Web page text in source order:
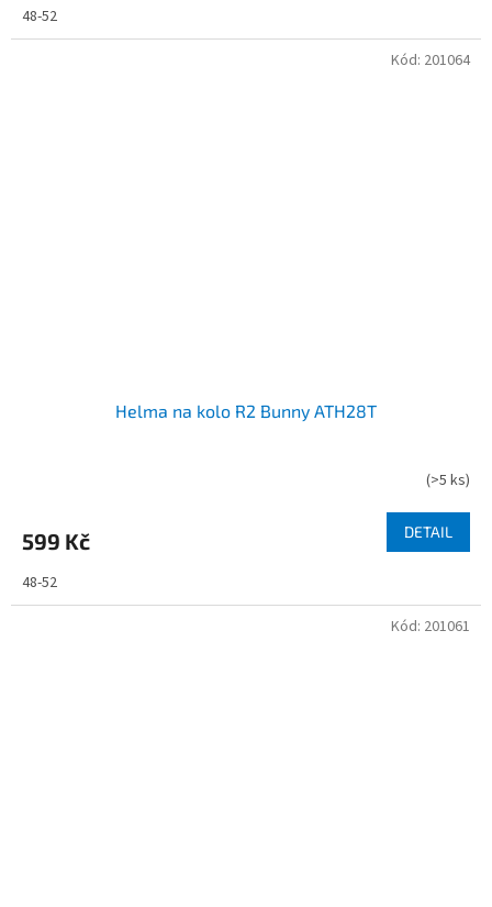
48-52
Helma na kolo R2 Bunny ATH28T
(>5 ks)
599 Kč DETAIL
48-52
Kód: 201064
Kód: 201061